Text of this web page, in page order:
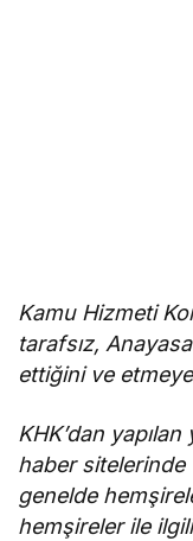
Kamu Hizmeti
tarafsız,
ettiğini ve
KHK’dan yapılan
haber sitelerinde
genelde
hemşireler ile